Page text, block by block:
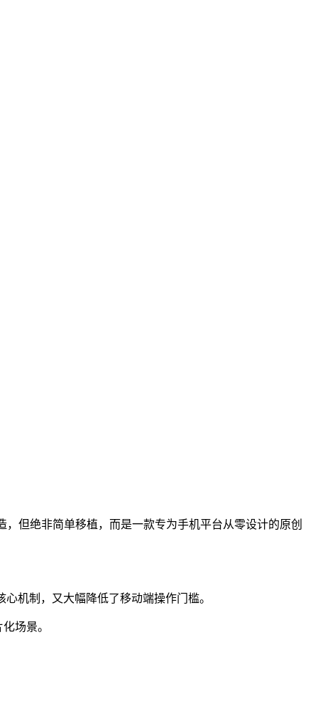
，但绝非简单移植，而是一款专为手机平台从零设计的原创
机制，又大幅降低了移动端操作门槛。
场景。